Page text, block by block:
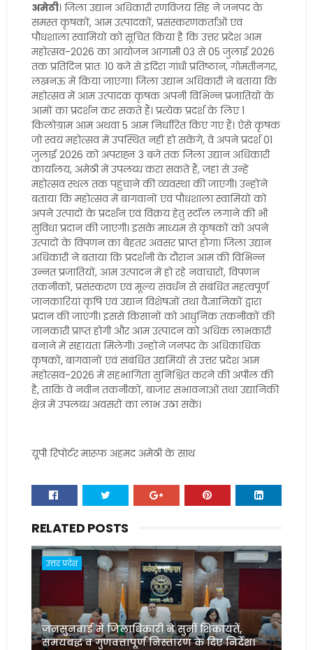
अमेठी। जिला उद्यान अधिकारी रणविजय सिंह ने जनपद के
समस्त कृषकों, आम उत्पादकों, प्रसंस्करणकर्ताओं एवं
पौधशाला स्वामियों को सूचित किया है कि उत्तर प्रदेश आम
महोत्सव-2026 का आयोजन आगामी 03 से 05 जुलाई 2026
तक प्रतिदिन प्रातः 10 बजे से इंदिरा गांधी प्रतिष्ठान, गोमतीनगर,
लखनऊ में किया जाएगा। जिला उद्यान अधिकारी ने बताया कि
महोत्सव में आम उत्पादक कृषक अपनी विभिन्न प्रजातियों के
आमों का प्रदर्शन कर सकते हैं। प्रत्येक प्रदर्श के लिए 1
किलोग्राम आम अथवा 5 आम निर्धारित किए गए हैं। ऐसे कृषक
जो स्वयं महोत्सव में उपस्थित नहीं हो सकेंगे, वे अपने प्रदर्श 01
जुलाई 2026 को अपराह्न 3 बजे तक जिला उद्यान अधिकारी
कार्यालय, अमेठी में उपलब्ध करा सकते हैं, जहां से उन्हें
महोत्सव स्थल तक पहुंचाने की व्यवस्था की जाएगी। उन्होंने
बताया कि महोत्सव में बागवानों एवं पौधशाला स्वामियों को
अपने उत्पादों के प्रदर्शन एवं विक्रय हेतु स्टॉल लगाने की भी
सुविधा प्रदान की जाएगी। इसके माध्यम से कृषकों को अपने
उत्पादों के विपणन का बेहतर अवसर प्राप्त होगा। जिला उद्यान
अधिकारी ने बताया कि प्रदर्शनी के दौरान आम की विभिन्न
उन्नत प्रजातियों, आम उत्पादन में हो रहे नवाचारों, विपणन
तकनीकों, प्रसंस्करण एवं मूल्य संवर्धन से संबंधित महत्वपूर्ण
जानकारियां कृषि एवं उद्यान विशेषज्ञों तथा वैज्ञानिकों द्वारा
प्रदान की जाएंगी। इससे किसानों को आधुनिक तकनीकों की
जानकारी प्राप्त होगी और आम उत्पादन को अधिक लाभकारी
बनाने में सहायता मिलेगी। उन्होंने जनपद के अधिकाधिक
कृषकों, बागवानों एवं संबंधित उद्यमियों से उत्तर प्रदेश आम
महोत्सव-2026 में सहभागिता सुनिश्चित करने की अपील की
है, ताकि वे नवीन तकनीकों, बाजार संभावनाओं तथा उद्यानिकी
क्षेत्र में उपलब्ध अवसरों का लाभ उठा सकें।
यूपी रिपोर्टर मारूफ अहमद अमेठी के साथ
RELATED POSTS
उत्तर प्रदेश
जनसुनवाई में जिलाधिकारी ने सुनीं शिकायतें,
समयबद्ध व गुणवत्तापूर्ण निस्तारण के दिए निर्देश।